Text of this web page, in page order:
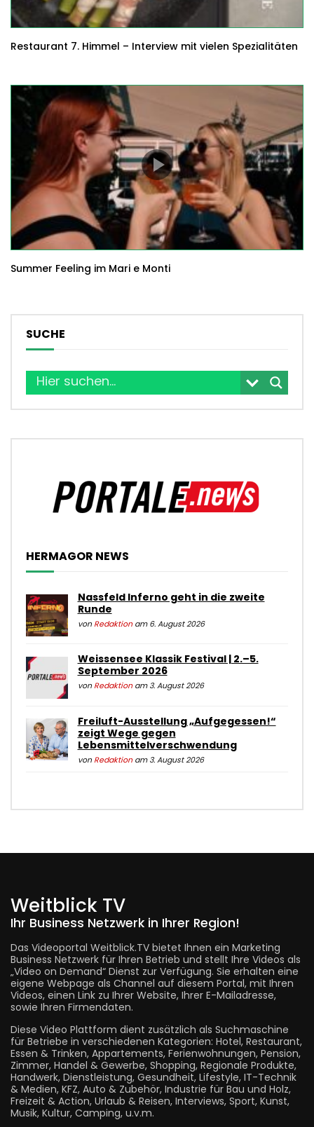
Restaurant 7. Himmel – Interview mit vielen Spezialitäten
Summer Feeling im Mari e Monti
SUCHE
HERMAGOR NEWS
Nassfeld Inferno geht in die zweite
Runde
von Redaktionam 6. August 2026
Weissensee Klassik Festival | 2.–5.
September 2026
von Redaktionam 3. August 2026
Freiluft-Ausstellung „Aufgegessen!“
zeigt Wege gegen
Lebensmittelverschwendung
von Redaktionam 3. August 2026
Weitblick TV
Ihr Business Netzwerk in Ihrer Region!
Das Videoportal Weitblick.TV bietet Ihnen ein Marketing
Business Netzwerk für Ihren Betrieb und stellt Ihre Videos als
„Video on Demand“ Dienst zur Verfügung. Sie erhalten eine
eigene Webpage als Channel auf diesem Portal, mit Ihren
Videos, einen Link zu Ihrer Website, Ihrer E-Mailadresse,
sowie Ihren Firmendaten.
Diese Video Plattform dient zusätzlich als Suchmaschine
für Betriebe in verschiedenen Kategorien: Hotel, Restaurant,
Essen & Trinken, Appartements, Ferienwohnungen, Pension,
Zimmer, Handel & Gewerbe, Shopping, Regionale Produkte,
Handwerk, Dienstleistung, Gesundheit, Lifestyle, IT-Technik
& Medien, KFZ, Auto & Zubehör, Industrie für Bau und Holz,
Freizeit & Action, Urlaub & Reisen, Interviews, Sport, Kunst,
Musik, Kultur, Camping, u.v.m.